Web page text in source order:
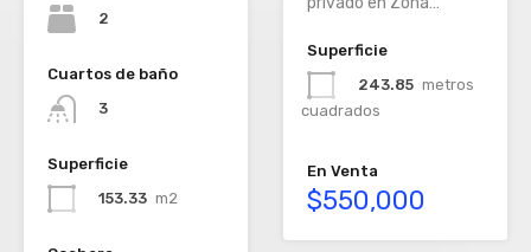
2
Cuartos de baño
3
Superficie
153.33 m2
Superficie
243.85 metros
cuadrados
En Venta
$550,000